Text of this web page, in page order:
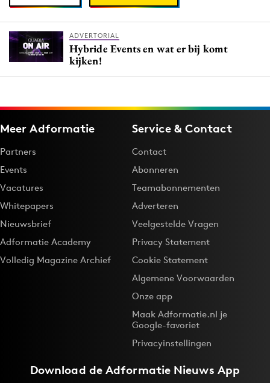
ADVERTORIAL
Hybride Events en wat er bij komt
kijken!
Meer Adformatie
Partners
Events
Vacatures
Whitepapers
Nieuwsbrief
Adformatie Academy
Volledig Magazine Archief
Service & Contact
Contact
Abonneren
Teamabonnementen
Adverteren
Veelgestelde Vragen
Privacy Statement
Cookie Statement
Algemene Voorwaarden
Onze app
Maak Adformatie.nl je
Google-favoriet
Privacyinstellingen
Download deAdformatie Nieuws App